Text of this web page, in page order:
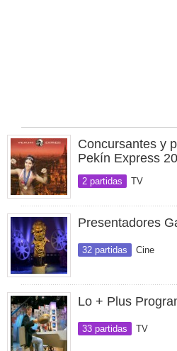
Concursantes y
Pekín Express
2 partidas TV
Presentadores
32 partidas Cine
Lo + Plus
33 partidas TV